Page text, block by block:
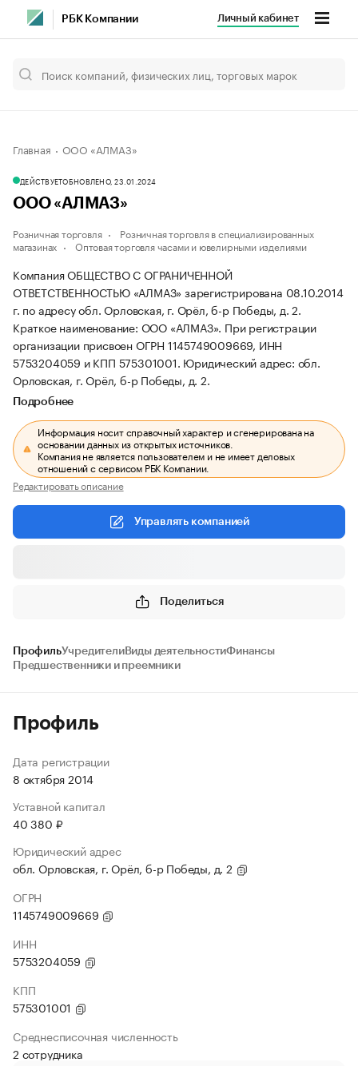
РБК Компании Личный кабинет
Главная ООО «АЛМАЗ»
ДЕЙСТВУЕТОБНОВЛЕНО, 23.01.2024
ООО «АЛМАЗ»
Розничная торговля
Розничная торговля в специализированных
магазинах
Оптовая торговля часами и ювелирными изделиями
Компания ОБЩЕСТВО С ОГРАНИЧЕННОЙ
ОТВЕТСТВЕННОСТЬЮ «АЛМАЗ» зарегистрирована 08.10.2014
г. по адресу обл. Орловская, г. Орёл, б-р Победы, д. 2.
Краткое наименование: ООО «АЛМАЗ». При регистрации
организации присвоен ОГРН 1145749009669, ИНН
5753204059 и КПП 575301001. Юридический адрес: обл.
Орловская, г. Орёл, б-р Победы, д. 2.
Подробнее
Информация носит справочный характер и сгенерирована на
основании данных из открытых источников.
Компания не является пользователем и не имеет деловых
отношений с сервисом РБК Компании.
Редактировать описание
Управлять компанией
Поделиться
ПрофильУчредителиВиды деятельностиФинансы
Предшественники и преемники
Профиль
Дата регистрации
8 октября 2014
Уставной капитал
40 380 ₽
Юридический адрес
обл. Орловская, г. Орёл, б-р Победы, д. 2
ОГРН
1145749009669
ИНН
5753204059
КПП
575301001
Среднесписочная численность
2 сотрудника